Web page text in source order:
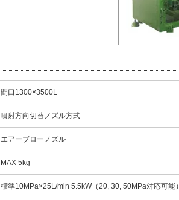
間口1300×3500L
噴射方向切替ノズル方式
エアーブローノズル
MAX 5kg
標準10MPa×25L/min 5.5kW（20, 30, 50MPa対応可能）